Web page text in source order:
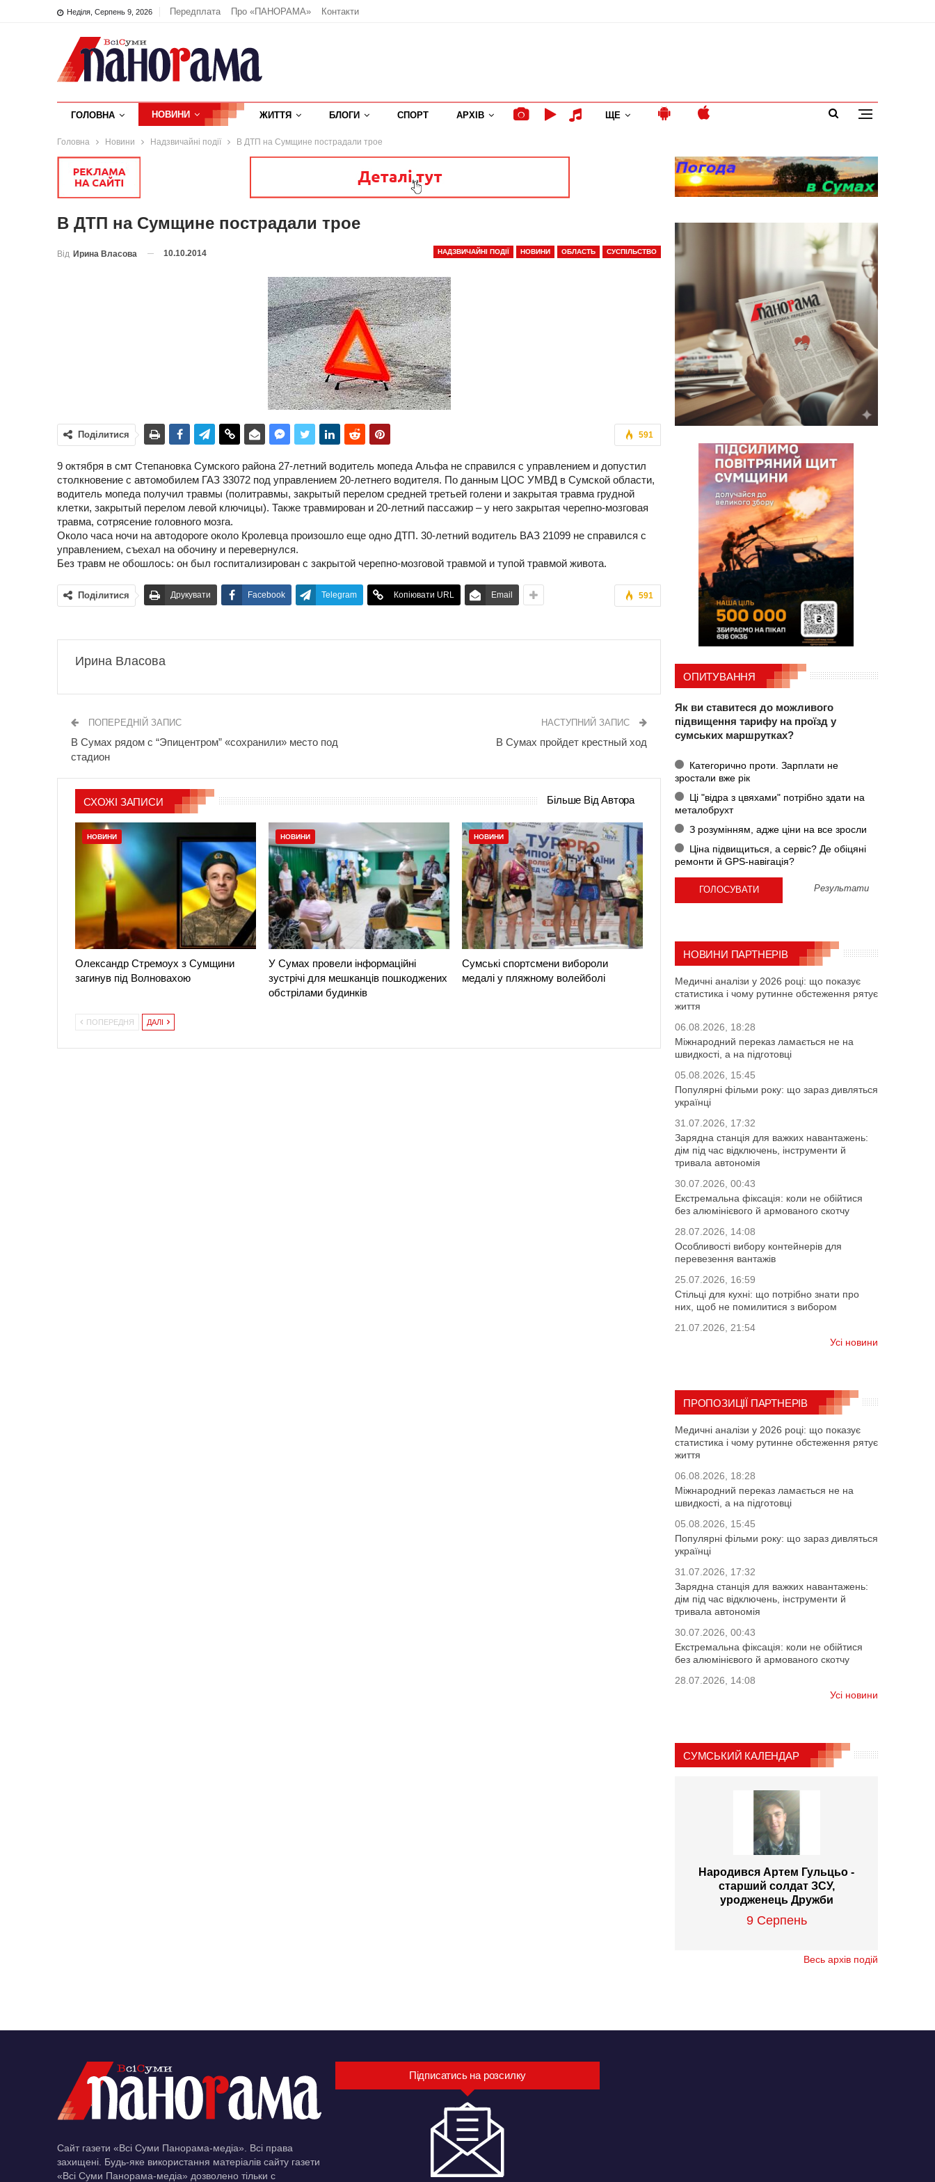
Неділя, Серпень 9, 2026 Передплата Про «ПАНОРАМА» Контакти
ГОЛОВНА НОВИНИ ЖИТТЯ БЛОГИ СПОРТ АРХІВ ЩЕ
Головна Новини Надзвичайні події В ДТП на Сумщине пострадали трое
В ДТП на Сумщине пострадали трое
НАДЗВИЧАЙНІ ПОДІЇ НОВИНИ ОБЛАСТЬ СУСПІЛЬСТВО
Від Ирина Власова 10.10.2014
591
Поділитися
9 октября в смт Степановка Сумского района 27-летний водитель мопеда Альфа не справился с управлением и допустил
столкновение с автомобилем ГАЗ 33072 под управлением 20-летнего водителя. По данным ЦОС УМВД в Сумской области,
водитель мопеда получил травмы (политравмы, закрытый перелом средней третьей голени и закрытая травма грудной
клетки, закрытый перелом левой ключицы). Также травмирован и 20-летний пассажир – у него закрытая черепно-мозговая
травма, сотрясение головного мозга.
Около часа ночи на автодороге около Кролевца произошло еще одно ДТП. 30-летний водитель ВАЗ 21099 не справился с
управлением, съехал на обочину и перевернулся.
Без травм не обошлось: он был госпитализирован с закрытой черепно-мозговой травмой и тупой травмой живота.
591
Поділитися Друкувати Facebook Telegram Копіювати URL Email
Ирина Власова
ПОПЕРЕДНІЙ ЗАПИС
В Сумах рядом с “Эпицентром” «сохранили» место под
стадион
НАСТУПНИЙ ЗАПИС
В Сумах пройдет крестный ход
СХОЖІ ЗАПИСИ Більше Від Автора
НОВИНИ
Олександр Стремоух з Сумщини
загинув під Волновахою
НОВИНИ
У Сумах провели інформаційні
зустрічі для мешканців пошкоджених
обстрілами будинків
НОВИНИ
Сумські спортсмени вибороли
медалі у пляжному волейболі
ПОПЕРЕДНЯ ДАЛІ
ОПИТУВАННЯ
Як ви ставитеся до можливого
підвищення тарифу на проїзд у
сумських маршрутках?
Категорично проти. Зарплати не
зростали вже рік
Ці "відра з цвяхами" потрібно здати на
металобрухт
З розумінням, адже ціни на все зросли
Ціна підвищиться, а сервіс? Де обіцяні
ремонти й GPS-навігація?
Результати
НОВИНИ ПАРТНЕРІВ
Медичні аналізи у 2026 році: що показує
статистика і чому рутинне обстеження рятує
життя
06.08.2026, 18:28
Міжнародний переказ ламається не на
швидкості, а на підготовці
05.08.2026, 15:45
Популярні фільми року: що зараз дивляться
українці
31.07.2026, 17:32
Зарядна станція для важких навантажень:
дім під час відключень, інструменти й
тривала автономія
30.07.2026, 00:43
Екстремальна фіксація: коли не обійтися
без алюмінієвого й армованого скотчу
28.07.2026, 14:08
Особливості вибору контейнерів для
перевезення вантажів
25.07.2026, 16:59
Стільці для кухні: що потрібно знати про
них, щоб не помилитися з вибором
21.07.2026, 21:54
Усі новини
ПРОПОЗИЦІЇ ПАРТНЕРІВ
Медичні аналізи у 2026 році: що показує
статистика і чому рутинне обстеження рятує
життя
06.08.2026, 18:28
Міжнародний переказ ламається не на
швидкості, а на підготовці
05.08.2026, 15:45
Популярні фільми року: що зараз дивляться
українці
31.07.2026, 17:32
Зарядна станція для важких навантажень:
дім під час відключень, інструменти й
тривала автономія
30.07.2026, 00:43
Екстремальна фіксація: коли не обійтися
без алюмінієвого й армованого скотчу
28.07.2026, 14:08
Усі новини
СУМСЬКИЙ КАЛЕНДАР
Народився Артем Гульцьо -
старший солдат ЗСУ,
уродженець Дружби
9 Серпень
Весь архів подій
Сайт газети «Всі Суми Панорама-медіа». Всі права
захищені. Будь-яке використання матеріалів сайту газети
«Всі Суми Панорама-медіа» дозволено тільки c
Підписатись на розсилку